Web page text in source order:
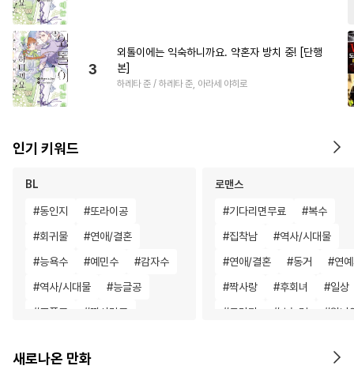
3
외톨이에는 익숙하니까요. 약혼자 방치 중! [단행
본]
하레타 준 / 하레타 준, 아라세 야히로
인기 키워드
BL
#동인지 #또라이공
#회귀물 #연애/결혼
#능욕수 #예민수 #감자수
#역사/시대물 #능글공
#조폭공 #짝사랑공
#후회공 #상처공
로맨스
#기다리면무료 #복수
#집착남 #역사/시대물
#연애/결혼 #동거 #연
#짝사랑 #후회녀 #일상
#드라마 # 초능력 #원나
새로나온 만화